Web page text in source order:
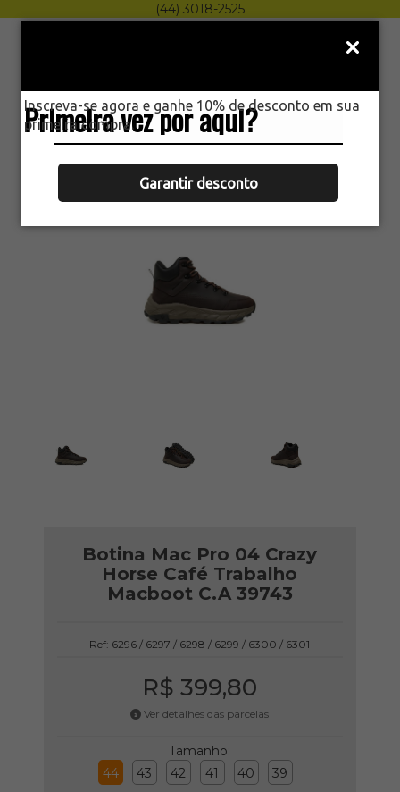
Primeira vez por aqui?
Inscreva-se agora e ganhe 10% de desconto em sua
primeira compra.
Garantir desconto
(44) 3018-2525
Menu
HOME
BOTINA MAC PRO 04 CRAZY HORSE
CAFÉ TRABALHO MACBOOT C.A 39743
Botina Mac Pro 04 Crazy
Horse Café Trabalho
Macboot C.A 39743
Ref: 6296 / 6297 / 6298 / 6299 / 6300 / 6301
R$ 399,80
Ver detalhes das parcelas
Tamanho:
44
43 42 41 40 39